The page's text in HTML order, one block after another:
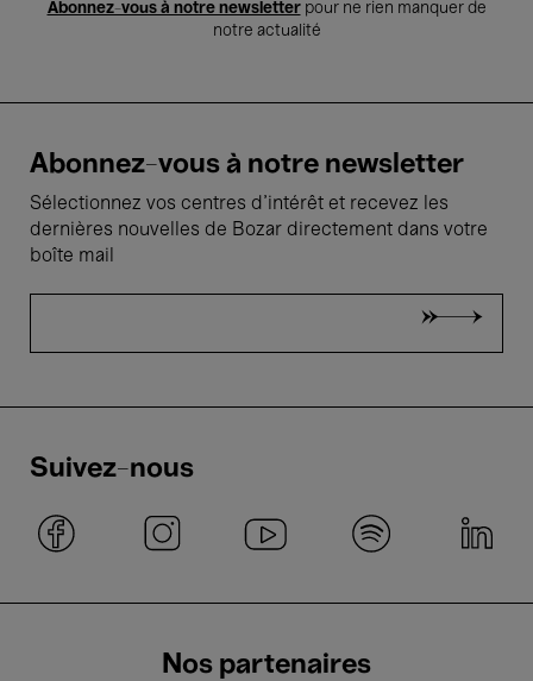
Abonnez-vous à notre newsletterpour ne rien manquer de
notre actualité
Abonnez-vous à notre newsletter
Sélectionnez vos centres d'intérêt et recevez les
dernières nouvelles de Bozar directement dans votre
boîte mail
Suivez-nous
Nos partenaires